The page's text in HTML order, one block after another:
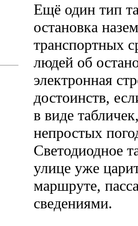
Ещё один тип
остановка
транспортных
людей об
электронная
достоинств,
в виде
непростых
Светодиодное
улице уже
маршруте,
сведениями.